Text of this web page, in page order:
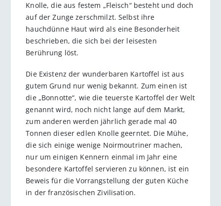
Knolle, die aus festem „Fleisch“ besteht und doch
auf der Zunge zerschmilzt. Selbst ihre
hauchdünne Haut wird als eine Besonderheit
beschrieben, die sich bei der leisesten
Berührung löst.
Die Existenz der wunderbaren Kartoffel ist aus
gutem Grund nur wenig bekannt. Zum einen ist
die „Bonnotte“, wie die teuerste Kartoffel der Welt
genannt wird, noch nicht lange auf dem Markt,
zum anderen werden jährlich gerade mal 40
Tonnen dieser edlen Knolle geerntet. Die Mühe,
die sich einige wenige Noirmoutriner machen,
nur um einigen Kennern einmal im Jahr eine
besondere Kartoffel servieren zu können, ist ein
Beweis für die Vorrangstellung der guten Küche
in der französischen Zivilisation.